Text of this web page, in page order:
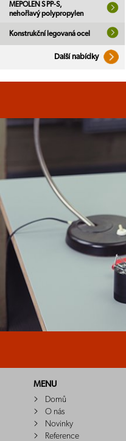
MEPOLEN S PP-S,
nehořlavý polypropylen
Konstrukční legovaná ocel
Další nabídky
MENU
Domů
O nás
Novinky
Reference